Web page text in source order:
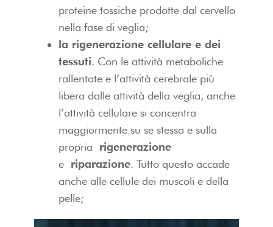
proteine tossiche prodotte dal cervello
nella fase di veglia;
la rigenerazione cellulare e dei
tessuti. Con le attività metaboliche
rallentate e l’attività cerebrale più
libera dalle attività della veglia, anche
l’attività cellulare si concentra
maggiormente su se stessa e sulla
propria rigenerazione
e riparazione. Tutto questo accade
anche alle cellule dei muscoli e della
pelle;